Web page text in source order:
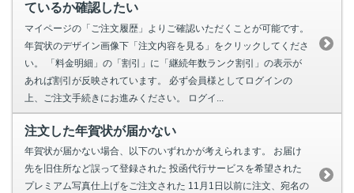
ているか確認したい
マイページの「ご注文履歴」よりご確認いただくことが可能です。
年賀状のデザイン画像下「注文内容を見る」をクリックしてくださ
い。 「料金明細」の「割引」に「継続年数ランク割引」の表示が
あれば割引が反映されています。 必ず会員様としてログインの
上、ご注文手続きにお進みください。 ログイ...
注文した年賀状が届かない
年賀状が届かない場合、以下のいずれかが考えられます。 お届け
先を旧住所など誤って登録された 投函代行サービスを希望された
プレミアム写真仕上げをご注文された 11月1日以前に注文、宛名の